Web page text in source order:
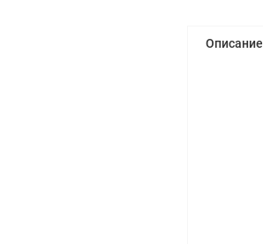
Описание